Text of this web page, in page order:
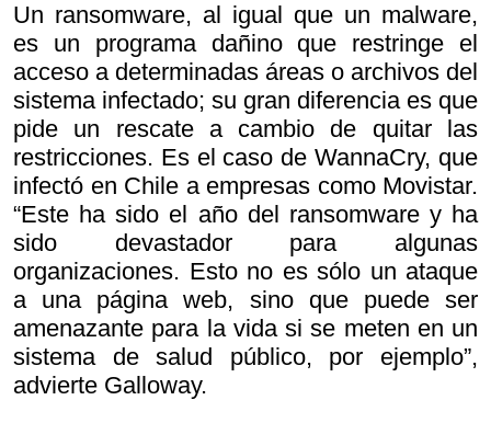
Un ransomware, al igual que un malware,
es un programa dañino que restringe el
acceso a determinadas áreas o archivos del
sistema infectado; su gran diferencia es que
pide un rescate a cambio de quitar las
restricciones. Es el caso de WannaCry, que
infectó en Chile a empresas como Movistar.
“Este ha sido el año del ransomware y ha
sido devastador para algunas
organizaciones. Esto no es sólo un ataque
a una página web, sino que puede ser
amenazante para la vida si se meten en un
sistema de salud público, por ejemplo”,
advierte Galloway.